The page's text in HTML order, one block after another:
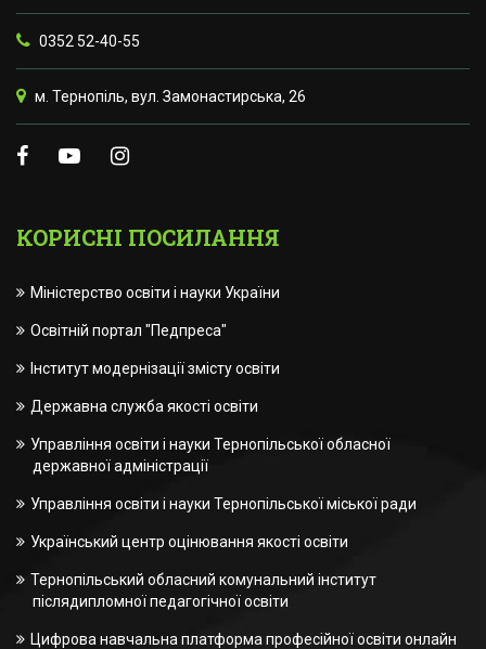
0352 52-40-55
м. Тернопіль, вул. Замонастирська, 26
КОРИСНІ ПОСИЛАННЯ
Міністерство освіти і науки України
Освітній портал "Педпреса"
Інститут модернізації змісту освіти
Державна служба якості освіти
Управління освіти і науки Тернопільської обласної
державної адміністрації
Управління освіти і науки Тернопільської міської ради
Український центр оцінювання якості освіти
Тернопільський обласний комунальний інститут
післядипломної педагогічної освіти
Цифрова навчальна платформа професійної освіти онлайн